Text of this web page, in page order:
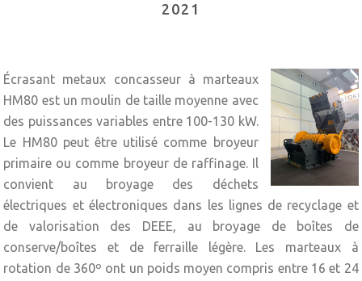
2021
Écrasant metaux concasseur à marteaux
HM80 est un moulin de taille moyenne avec
des puissances variables entre 100-130 kW.
Le HM80 peut être utilisé comme broyeur
primaire ou comme broyeur de raffinage. Il
convient au broyage des déchets
électriques et électroniques dans les lignes de recyclage et
de valorisation des DEEE, au broyage de boîtes de
conserve/boîtes et de ferraille légère. Les marteaux à
rotation de 360º ont un poids moyen compris entre 16 et 24